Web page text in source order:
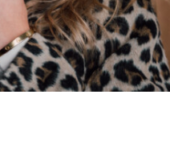
09:00—19:00
09:00— 18:00